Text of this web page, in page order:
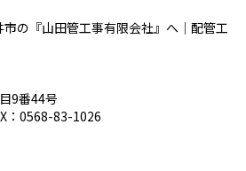
の『山田管工事有限会社』へ｜配管工
9番44号
0568-83-1026